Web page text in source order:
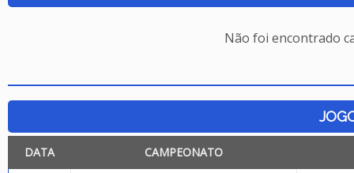
Não foi encontrado
DATA CAMPEONATO